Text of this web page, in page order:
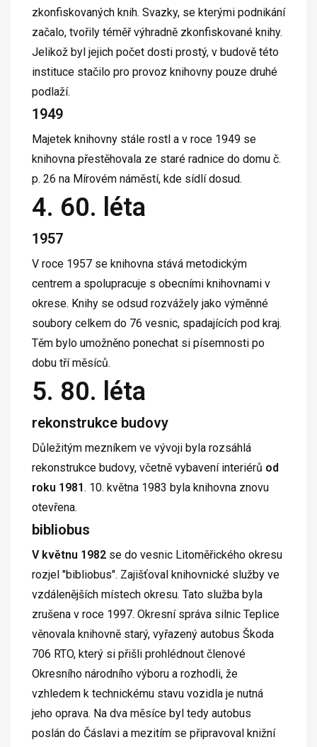
zkonfiskovaných knih. Svazky, se kterými podnikání
začalo, tvořily téměř výhradně zkonfiskované knihy.
Jelikož byl jejich počet dosti prostý, v budově této
instituce stačilo pro provoz knihovny pouze druhé
podlaží.
1949
Majetek knihovny stále rostl a v roce 1949 se
knihovna přestěhovala ze staré radnice do domu č.
p. 26 na Mírovém náměstí, kde sídlí dosud.
4. 60. léta
1957
V roce 1957 se knihovna stává metodickým
centrem a spolupracuje s obecními knihovnami v
okrese. Knihy se odsud rozvážely jako výměnné
soubory celkem do 76 vesnic, spadajících pod kraj.
Těm bylo umožněno ponechat si písemnosti po
dobu tří měsíců.
5. 80. léta
rekonstrukce budovy
Důležitým mezníkem ve vývoji byla rozsáhlá
rekonstrukce budovy, včetně vybavení interiérů od
roku 1981 . 10. května 1983 byla knihovna znovu
otevřena.
bibliobus
V květnu 1982 se do vesnic Litoměřického okresu
rozjel "bibliobus". Zajišťoval knihovnické služby ve
vzdálenějších místech okresu. Tato služba byla
zrušena v roce 1997. Okresní správa silnic Teplice
věnovala knihovně starý, vyřazený autobus Škoda
706 RTO, který si přišli prohlédnout členové
Okresního národního výboru a rozhodli, že
vzhledem k technickému stavu vozidla je nutná
jeho oprava. Na dva měsíce byl tedy autobus
poslán do Čáslavi a mezitím se připravoval knižní